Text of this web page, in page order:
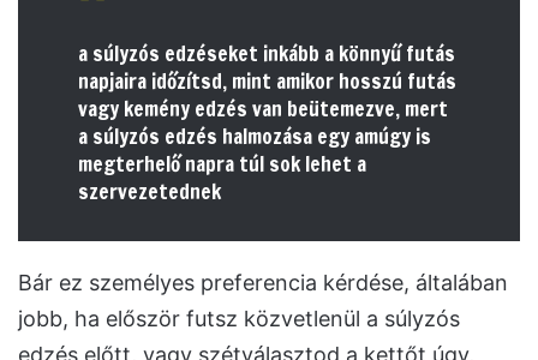
a súlyzós edzéseket inkább a könnyű futás
napjaira időzítsd, mint amikor hosszú futás
vagy kemény edzés van beütemezve, mert
a súlyzós edzés halmozása egy amúgy is
megterhelő napra túl sok lehet a
szervezetednek
Bár ez személyes preferencia kérdése, általában
jobb, ha először futsz közvetlenül a súlyzós